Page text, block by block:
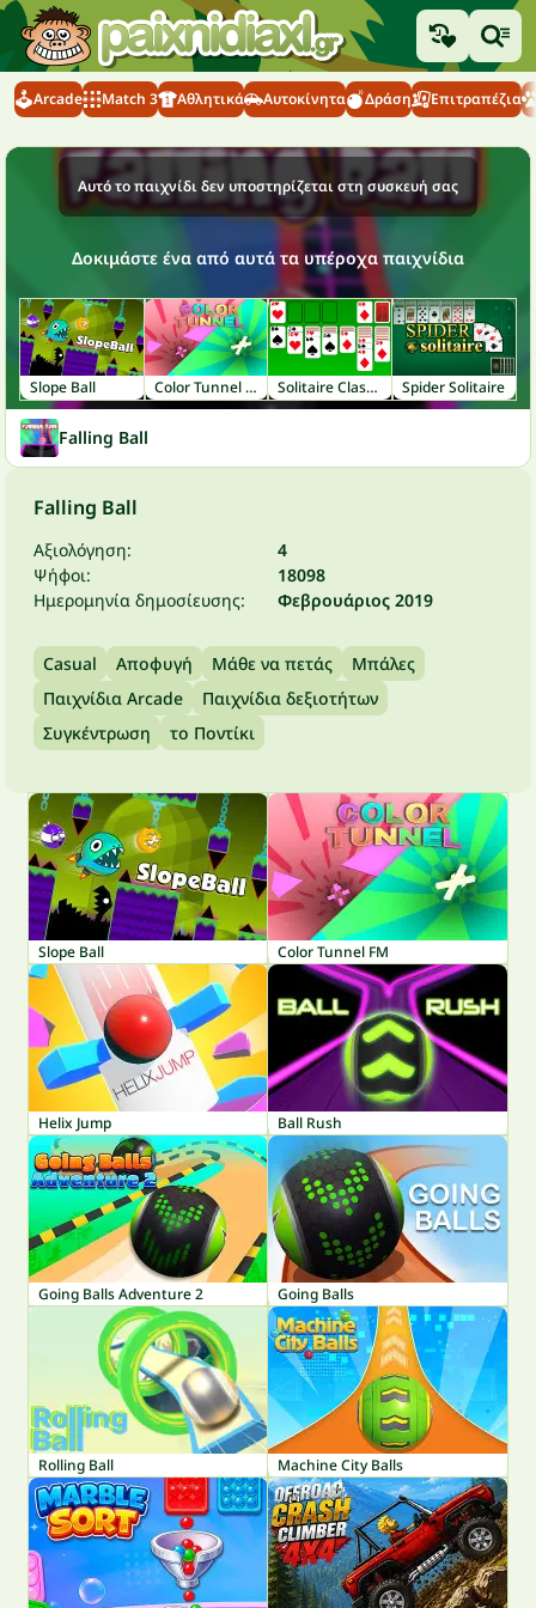
Arcade Match 3 Αθλητικά Αυτοκίνητα Δράση Επιτραπέζια
Αυτό το παιχνίδι δεν υποστηρίζεται στη συσκευή σας
Δοκιμάστε ένα από αυτά τα υπέροχα παιχνίδια
Slope Ball Color Tunnel FM Solitaire Classic Spider Solitaire
Falling Ball
Falling Ball
Αξιολόγηση:
4
Ψήφοι:
18098
Ημερομηνία δημοσίευσης:
Φεβρουάριος 2019
Casual Αποφυγή Μάθε να πετάς
Μπάλες
Παιχνίδια Arcade
Παιχνίδια δεξιοτήτων
Συγκέντρωση
το Ποντίκι
Slope Ball Color Tunnel FM
Helix Jump Ball Rush
Going Balls Adventure 2 Going Balls
Rolling Ball Machine City Balls